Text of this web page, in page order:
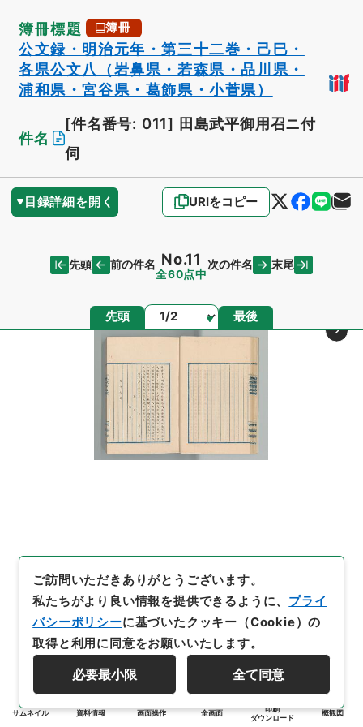
簿冊標題 簿冊
公文録・明治元年・第三十二巻・己巳・
各県公文八（岩鼻県・若森県・品川県・
浦和県・宮谷県・葛飾県・小菅県）
件名
[件名番号: 011] 田島武平御用召ニ付
伺
目録詳細を開く URIをコピー
先頭 前の件名 No.11
全60点中
次の件名 末尾
先頭 ページ 最後
サムネイル 資料情報 画面操作 全画面
印刷
ダウンロード
概観図
ご訪問いただきありがとうございます。
私たちがより良い情報を提供できるように、 プライ
バシーポリシーに基づいたクッキー（Cookie）の
取得と利用に同意をお願いいたします。
必要最小限 全て同意